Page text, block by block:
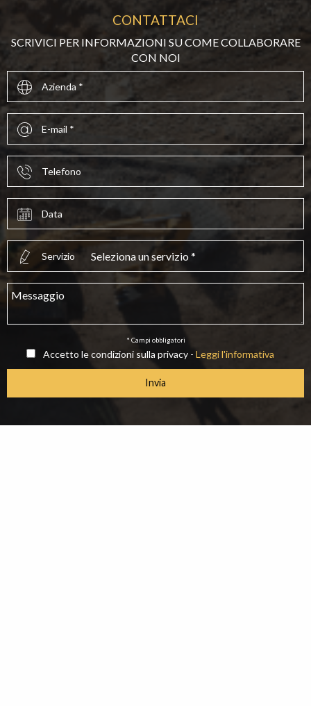
CONTATTACI
SCRIVICI PER INFORMAZIONI SU COME COLLABORARE
CON NOI
Azienda *
E-mail *
Telefono
Data
Servizio
* Campi obbligatori
Accetto le condizioni sulla privacy - Leggi l'informativa
Invia